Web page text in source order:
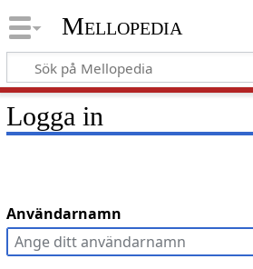
Mellopedia
Logga in
Användarnamn